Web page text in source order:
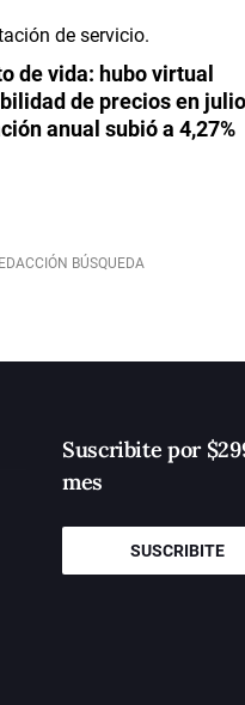
de vida: hubo virtual
de precios en
anual subió a 4,27%
BÚSQUEDA
Suscribite por
mes
SUSCRIBITE